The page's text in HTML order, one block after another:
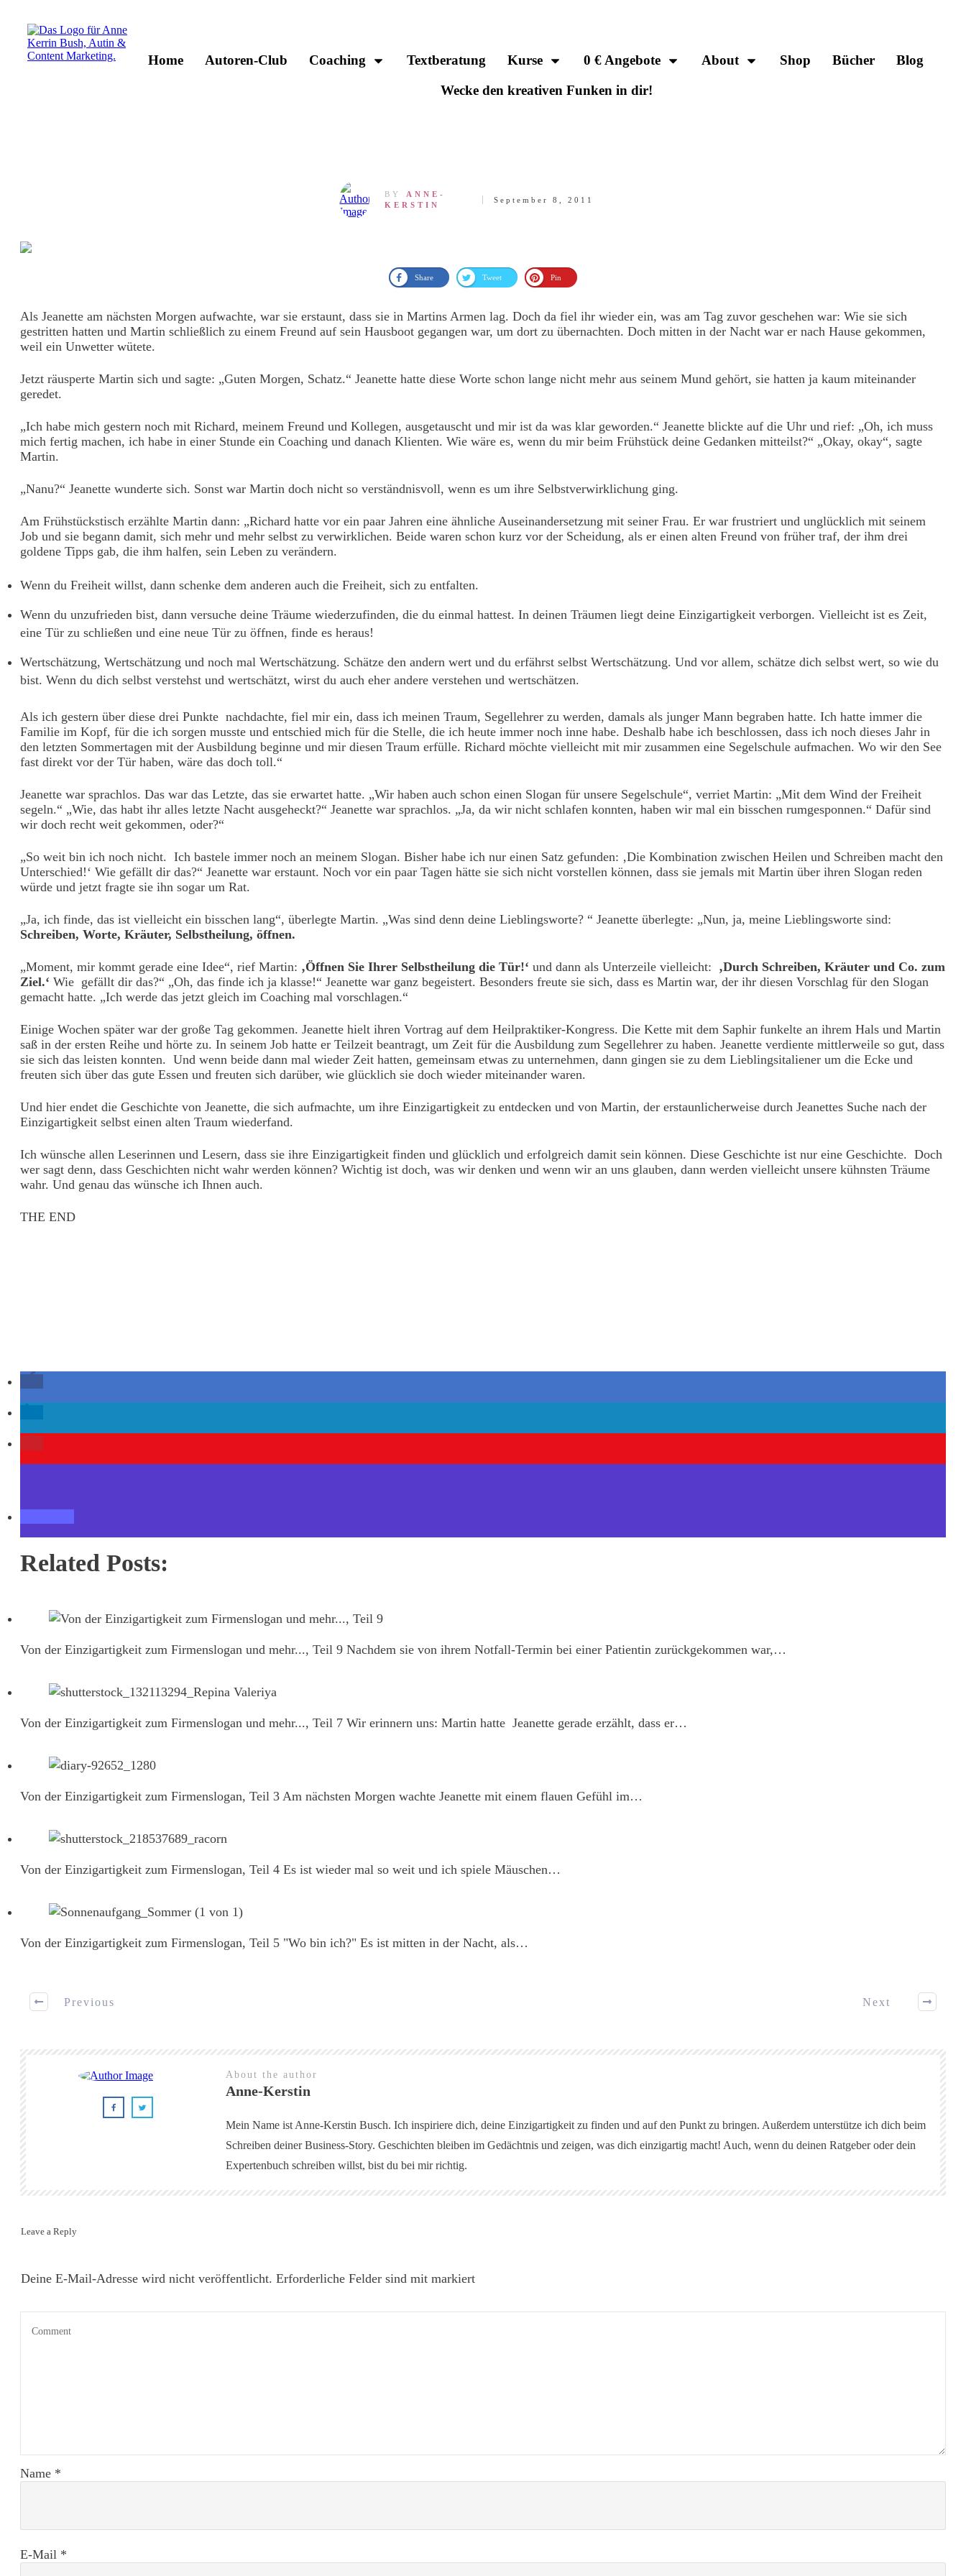
Home Autoren-Club Coaching Textberatung Kurse 0 € Angebote About Shop Bücher
Blog
Wecke den kreativen Funken in dir!
BY ANNE-
KERSTIN
September 8, 2011
Share Tweet Pin
Als Jeanette am nächsten Morgen aufwachte, war sie erstaunt, dass sie in Martins Armen lag. Doch da fiel ihr wieder ein, was am Tag zuvor geschehen war: Wie sie sich
gestritten hatten und Martin schließlich zu einem Freund auf sein Hausboot gegangen war, um dort zu übernachten. Doch mitten in der Nacht war er nach Hause gekommen,
weil ein Unwetter wütete.
Jetzt räusperte Martin sich und sagte: „Guten Morgen, Schatz.“ Jeanette hatte diese Worte schon lange nicht mehr aus seinem Mund gehört, sie hatten ja kaum miteinander
geredet.
„Ich habe mich gestern noch mit Richard, meinem Freund und Kollegen, ausgetauscht und mir ist da was klar geworden.“ Jeanette blickte auf die Uhr und rief: „Oh, ich muss
mich fertig machen, ich habe in einer Stunde ein Coaching und danach Klienten. Wie wäre es, wenn du mir beim Frühstück deine Gedanken mitteilst?“ „Okay, okay“, sagte
Martin.
„Nanu?“ Jeanette wunderte sich. Sonst war Martin doch nicht so verständnisvoll, wenn es um ihre Selbstverwirklichung ging.
Am Frühstückstisch erzählte Martin dann: „Richard hatte vor ein paar Jahren eine ähnliche Auseinandersetzung mit seiner Frau. Er war frustriert und unglücklich mit seinem
Job und sie begann damit, sich mehr und mehr selbst zu verwirklichen. Beide waren schon kurz vor der Scheidung, als er einen alten Freund von früher traf, der ihm drei
goldene Tipps gab, die ihm halfen, sein Leben zu verändern.
Wenn du Freiheit willst, dann schenke dem anderen auch die Freiheit, sich zu entfalten.
Wenn du unzufrieden bist, dann versuche deine Träume wiederzufinden, die du einmal hattest. In deinen Träumen liegt deine Einzigartigkeit verborgen. Vielleicht ist es Zeit,
eine Tür zu schließen und eine neue Tür zu öffnen, finde es heraus!
Wertschätzung, Wertschätzung und noch mal Wertschätzung. Schätze den andern wert und du erfährst selbst Wertschätzung. Und vor allem, schätze dich selbst wert, so wie du
bist. Wenn du dich selbst verstehst und wertschätzt, wirst du auch eher andere verstehen und wertschätzen.
Als ich gestern über diese drei Punkte nachdachte, fiel mir ein, dass ich meinen Traum, Segellehrer zu werden, damals als junger Mann begraben hatte. Ich hatte immer die
Familie im Kopf, für die ich sorgen musste und entschied mich für die Stelle, die ich heute immer noch inne habe. Deshalb habe ich beschlossen, dass ich noch dieses Jahr in
den letzten Sommertagen mit der Ausbildung beginne und mir diesen Traum erfülle. Richard möchte vielleicht mit mir zusammen eine Segelschule aufmachen. Wo wir den See
fast direkt vor der Tür haben, wäre das doch toll.“
Jeanette war sprachlos. Das war das Letzte, das sie erwartet hatte. „Wir haben auch schon einen Slogan für unsere Segelschule“, verriet Martin: „Mit dem Wind der Freiheit
segeln.“ „Wie, das habt ihr alles letzte Nacht ausgeheckt?“ Jeanette war sprachlos. „Ja, da wir nicht schlafen konnten, haben wir mal ein bisschen rumgesponnen.“ Dafür sind
wir doch recht weit gekommen, oder?“
„So weit bin ich noch nicht. Ich bastele immer noch an meinem Slogan. Bisher habe ich nur einen Satz gefunden: ‚Die Kombination zwischen Heilen und Schreiben macht den
Unterschied!‘ Wie gefällt dir das?“ Jeanette war erstaunt. Noch vor ein paar Tagen hätte sie sich nicht vorstellen können, dass sie jemals mit Martin über ihren Slogan reden
würde und jetzt fragte sie ihn sogar um Rat.
„Ja, ich finde, das ist vielleicht ein bisschen lang“, überlegte Martin. „Was sind denn deine Lieblingsworte? “ Jeanette überlegte: „Nun, ja, meine Lieblingsworte sind:
Schreiben, Worte, Kräuter, Selbstheilung, öffnen.
„Moment, mir kommt gerade eine Idee“, rief Martin: ‚Öffnen Sie Ihrer Selbstheilung die Tür!‘ und dann als Unterzeile vielleicht: ‚Durch Schreiben, Kräuter und Co. zum
Ziel.‘ Wie gefällt dir das?“ „Oh, das finde ich ja klasse!“ Jeanette war ganz begeistert. Besonders freute sie sich, dass es Martin war, der ihr diesen Vorschlag für den Slogan
gemacht hatte. „Ich werde das jetzt gleich im Coaching mal vorschlagen.“
Einige Wochen später war der große Tag gekommen. Jeanette hielt ihren Vortrag auf dem Heilpraktiker-Kongress. Die Kette mit dem Saphir funkelte an ihrem Hals und Martin
saß in der ersten Reihe und hörte zu. In seinem Job hatte er Teilzeit beantragt, um Zeit für die Ausbildung zum Segellehrer zu haben. Jeanette verdiente mittlerweile so gut, dass
sie sich das leisten konnten. Und wenn beide dann mal wieder Zeit hatten, gemeinsam etwas zu unternehmen, dann gingen sie zu dem Lieblingsitaliener um die Ecke und
freuten sich über das gute Essen und freuten sich darüber, wie glücklich sie doch wieder miteinander waren.
Und hier endet die Geschichte von Jeanette, die sich aufmachte, um ihre Einzigartigkeit zu entdecken und von Martin, der erstaunlicherweise durch Jeanettes Suche nach der
Einzigartigkeit selbst einen alten Traum wiederfand.
Ich wünsche allen Leserinnen und Lesern, dass sie ihre Einzigartigkeit finden und glücklich und erfolgreich damit sein können. Diese Geschichte ist nur eine Geschichte. Doch
wer sagt denn, dass Geschichten nicht wahr werden können? Wichtig ist doch, was wir denken und wenn wir an uns glauben, dann werden vielleicht unsere kühnsten Träume
wahr. Und genau das wünsche ich Ihnen auch.
THE END
Related Posts:
Von der Einzigartigkeit zum Firmenslogan und mehr..., Teil 9 Nachdem sie von ihrem Notfall-Termin bei einer Patientin zurückgekommen war,…
Von der Einzigartigkeit zum Firmenslogan und mehr..., Teil 7 Wir erinnern uns: Martin hatte Jeanette gerade erzählt, dass er…
Von der Einzigartigkeit zum Firmenslogan, Teil 3 Am nächsten Morgen wachte Jeanette mit einem flauen Gefühl im…
Von der Einzigartigkeit zum Firmenslogan, Teil 4 Es ist wieder mal so weit und ich spiele Mäuschen…
Von der Einzigartigkeit zum Firmenslogan, Teil 5 "Wo bin ich?" Es ist mitten in der Nacht, als…
Previous Next
About the author
Anne-Kerstin
Mein Name ist Anne-Kerstin Busch. Ich inspiriere dich, deine Einzigartigkeit zu finden und auf den Punkt zu bringen. Außerdem unterstütze ich dich beim
Schreiben deiner Business-Story. Geschichten bleiben im Gedächtnis und zeigen, was dich einzigartig macht! Auch, wenn du deinen Ratgeber oder dein
Expertenbuch schreiben willst, bist du bei mir richtig.
Leave a Reply
Deine E-Mail-Adresse wird nicht veröffentlicht. Erforderliche Felder sind mit markiert
Name *
E-Mail *